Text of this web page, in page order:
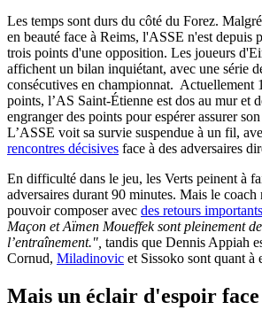
Les temps sont durs du côté du Forez.
en beauté face à Reims, l'ASSE n'est depuis
trois points d'une opposition. Les joueurs
affichent un bilan inquiétant, avec une série
consécutives en championnat. Actuellement
points, l’AS Saint-Étienne est dos au mur et
engranger des points pour espérer assurer
L’ASSE voit sa survie suspendue à un fil,
rencontres décisives face à des adversaires
En difficulté dans le jeu, les Verts peinent à
adversaires durant 90 minutes. Mais le
pouvoir composer avec des retours
Maçon et Aïmen Moueffek sont pleinement
l’entraînement.", tandis que Dennis Appiah
Cornud, Miladinovic et Sissoko sont quant à
Mais un éclair d'espoir face